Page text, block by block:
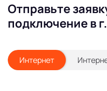
Отправьте
подключение в
Интернет